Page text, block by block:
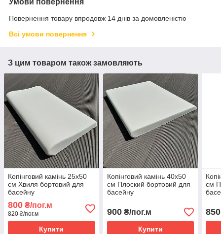
Повернення товару впродовж 14 днів за домовленістю
Всі умови повернення
З цим товаром також замовляють
Копінговий камінь 25х50
см Хвиля бортовий для
басейну
800 ₴/пог.м
820 ₴/пог.м
Купити
Копінговий камінь 40х50
см Плоский бортовий для
басейну
900₴/пог.м
Купити
см
850